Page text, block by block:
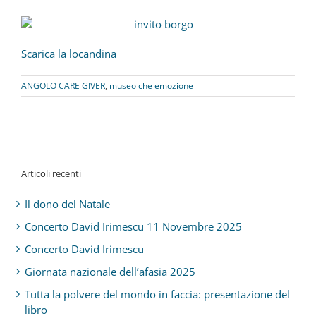
Scarica la locandina
ANGOLO CARE GIVER, museo che emozione
Articoli recenti
Il dono del Natale
Concerto David Irimescu 11 Novembre 2025
Concerto David Irimescu
Giornata nazionale dell’afasia 2025
Tutta la polvere del mondo in faccia: presentazione del
libro